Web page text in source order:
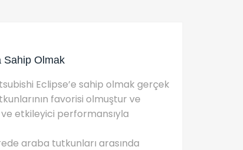
Sahip Olmak
Eclipse’e sahip olmak gerçek
favorisi olmuştur ve
ve etkileyici performansıyla
araba tutkunları arasında